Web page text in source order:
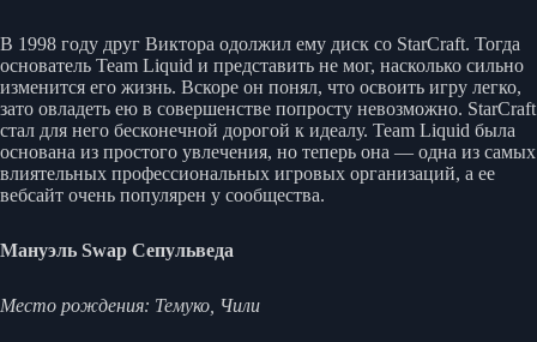
В 1998 году друг Виктора одолжил ему диск со StarCraft. Тогда
основатель Team Liquid и представить не мог, насколько сильно
изменится его жизнь. Вскоре он понял, что освоить игру легко,
зато овладеть ею в совершенстве попросту невозможно. StarCraft
стал для него бесконечной дорогой к идеалу. Team Liquid была
основана из простого увлечения, но теперь она — одна из самых
влиятельных профессиональных игровых организаций, а ее
вебсайт очень популярен у сообщества.
Мануэль Swap Сепульведа
Место рождения: Темуко, Чили